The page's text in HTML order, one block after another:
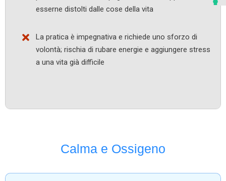
esserne distolti dalle cose della vita
La pratica è impegnativa e richiede uno sforzo di
volontà; rischia di rubare energie e aggiungere stress
a una vita già difficile
Calma e Ossigeno